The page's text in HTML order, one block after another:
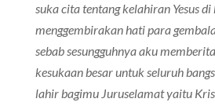
suka cita tentang kelahiran Yesus
menggembirakan hati para
sebab sesungguhnya aku
kesukaan besar untuk seluruh
lahir bagimu Juruselamat yaitu